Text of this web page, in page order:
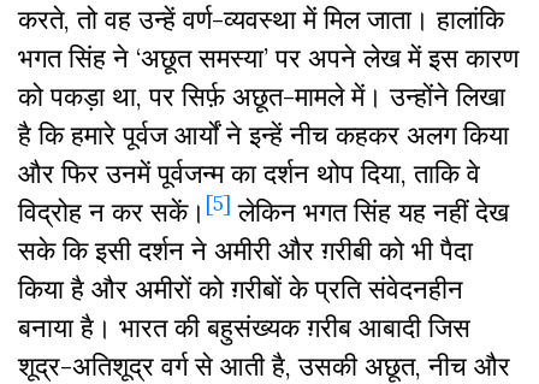
करते, तो वह उन्हें वर्ण-व्यवस्था में मिल जाता। हालांकि
भगत सिंह ने ‘अछूत समस्या’ पर अपने लेख में इस कारण
को पकड़ा था, पर सिर्फ़ अछूत-मामले में। उन्होंने लिखा
है कि हमारे पूर्वज आर्यों ने इन्हें नीच कहकर अलग किया
और फिर उनमें पूर्वजन्म का दर्शन थोप दिया, ताकि वे
विद्रोह न कर सकें। [5] लेकिन भगत सिंह यह नहीं देख
सके कि इसी दर्शन ने अमीरी और ग़रीबी को भी पैदा
किया है और अमीरों को ग़रीबों के प्रति संवेदनहीन
बनाया है। भारत की बहुसंख्यक ग़रीब आबादी जिस
शूद्र-अतिशूद्र वर्ग से आती है, उसकी अछूत, नीच और